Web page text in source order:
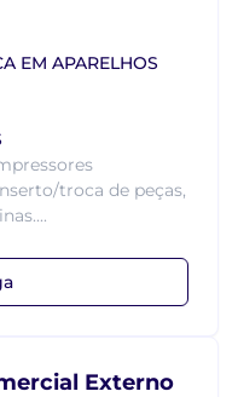
EM APARELHOS
troca de peças,
Externo